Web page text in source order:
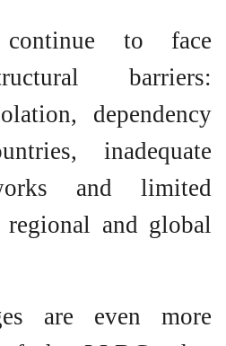
to face
barriers:
dependency
inadequate
and limited
and global
are even more